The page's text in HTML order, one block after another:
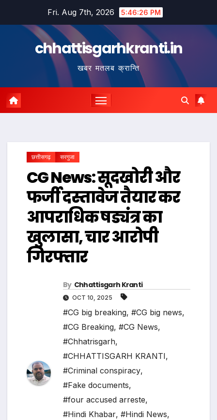
Fri. Aug 7th, 2026 5:46:27 PM
chhattisgarhkranti.in
खबर मतलब क्रान्ति
छत्तीसगढ़ सरगुजा
CG News: सूदखोरी और
फर्जी दस्तावेज तैयार कर
आपराधिक षड्यंत्र का
खुलासा, चार आरोपी
गिरफ्तार
By Chhattisgarh Kranti
OCT 10, 2025
#CG big breaking, #CG big news,
#CG Breaking, #CG News,
#Chhatrisgarh,
#CHHATTISGARH KRANTI,
#Criminal conspiracy,
#Fake documents,
#four accused arreste,
#Hindi Khabar, #Hindi News,